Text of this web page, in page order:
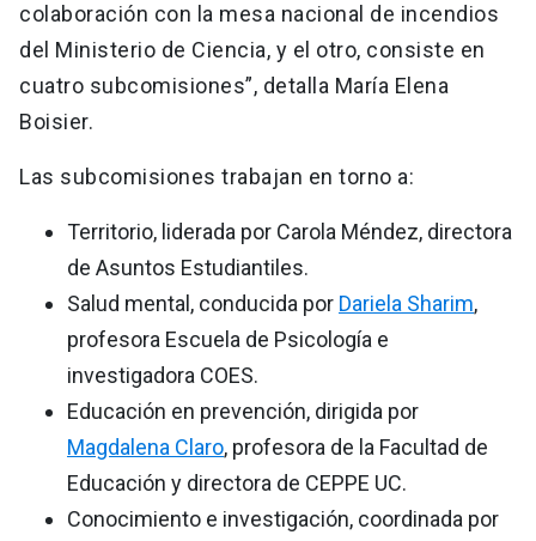
colaboración con la mesa nacional de incendios
del Ministerio de Ciencia, y el otro, consiste en
cuatro subcomisiones”, detalla María Elena
Boisier.
Las subcomisiones trabajan en torno a:
Territorio, liderada por Carola Méndez, directora
de Asuntos Estudiantiles.
Salud mental, conducida por Dariela Sharim,
profesora Escuela de Psicología e
investigadora COES.
Educación en prevención, dirigida por
Magdalena Claro, profesora de la Facultad de
Educación y directora de CEPPE UC.
Conocimiento e investigación, coordinada por